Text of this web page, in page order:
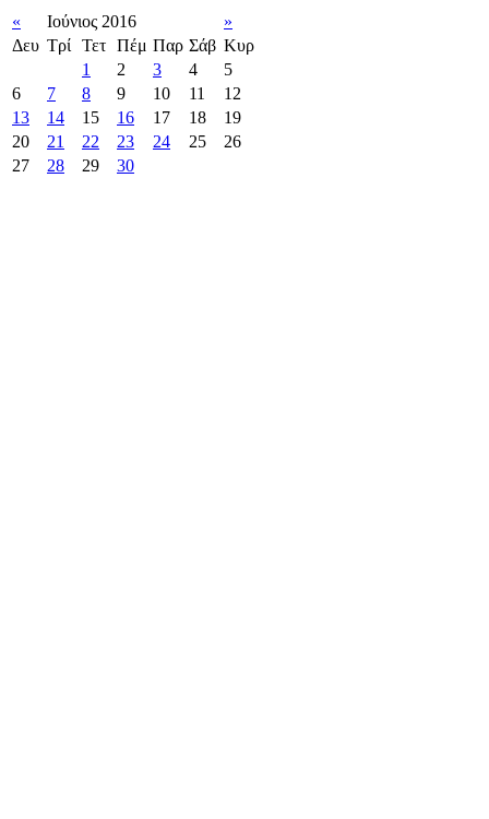
« Ιούνιος 2016
»
Δευ Τρί Τετ Πέμ Παρ Σάβ Κυρ
1
2 3 4
5
6
7 8 9 10 11
12
13
14 15 16 17 18
19
20
21 22 23 24 25
26
27
28 29 30